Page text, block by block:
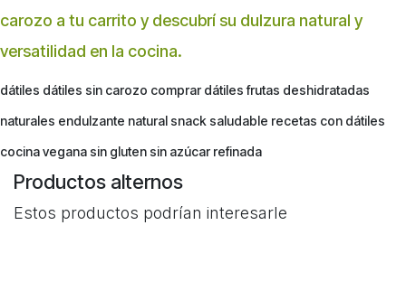
carozo a tu carrito y descubrí su dulzura natural y
versatilidad en la cocina.
dátiles dátiles sin carozo comprar dátiles frutas deshidratadas
naturales endulzante natural snack saludable recetas con dátiles
cocina vegana sin gluten sin azúcar refinada
Productos alternos
Estos productos podrían interesarle